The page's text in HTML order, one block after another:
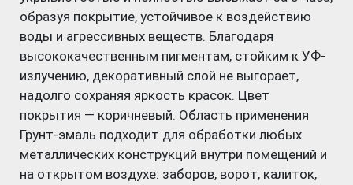
образуя покрытие, устойчивое к воздействию
воды и агрессивных веществ. Благодаря
высококачественным пигментам, стойким к УФ-
излучению, декоративный слой не выгорает,
надолго сохраняя яркость красок. Цвет
покрытия — коричневый. Область применения
Грунт-эмаль подходит для обработки любых
металлических конструкций внутри помещений и
на открытом воздухе: заборов, ворот, калиток,